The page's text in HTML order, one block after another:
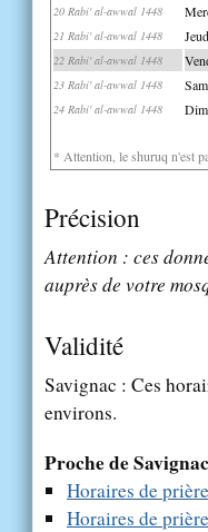
20 Rabi' al-awwal 1448
21 Rabi' al-awwal 1448
22 Rabi' al-awwal 1448
23 Rabi' al-awwal 1448
24 Rabi' al-awwal 1448
* Attention, le shuruq n'est
Précision
Attention : ces
auprès de votre
Validité
Savignac : Ces
environs.
Proche de Savignac
Horaires de
Horaires de